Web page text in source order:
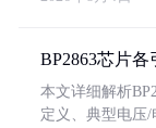
BP2863芯片各
本文详细解析
定义、典型电压